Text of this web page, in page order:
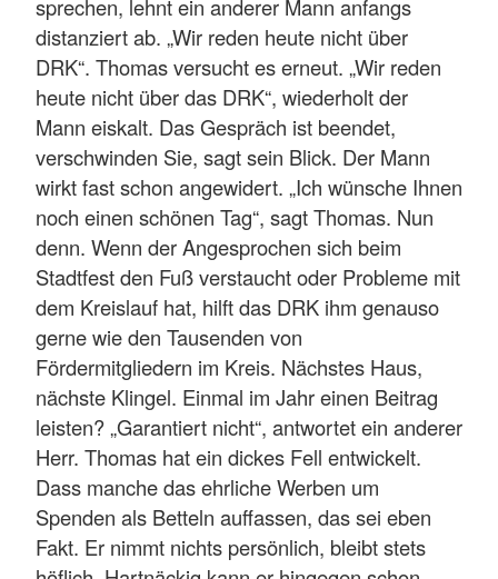
sprechen, lehnt ein anderer Mann anfangs
distanziert ab. „Wir reden heute nicht über
DRK“. Thomas versucht es erneut. „Wir reden
heute nicht über das DRK“, wiederholt der
Mann eiskalt. Das Gespräch ist beendet,
verschwinden Sie, sagt sein Blick. Der Mann
wirkt fast schon angewidert. „Ich wünsche Ihnen
noch einen schönen Tag“, sagt Thomas. Nun
denn. Wenn der Angesprochen sich beim
Stadtfest den Fuß verstaucht oder Probleme mit
dem Kreislauf hat, hilft das DRK ihm genauso
gerne wie den Tausenden von
Fördermitgliedern im Kreis. Nächstes Haus,
nächste Klingel. Einmal im Jahr einen Beitrag
leisten? „Garantiert nicht“, antwortet ein anderer
Herr. Thomas hat ein dickes Fell entwickelt.
Dass manche das ehrliche Werben um
Spenden als Betteln auffassen, das sei eben
Fakt. Er nimmt nichts persönlich, bleibt stets